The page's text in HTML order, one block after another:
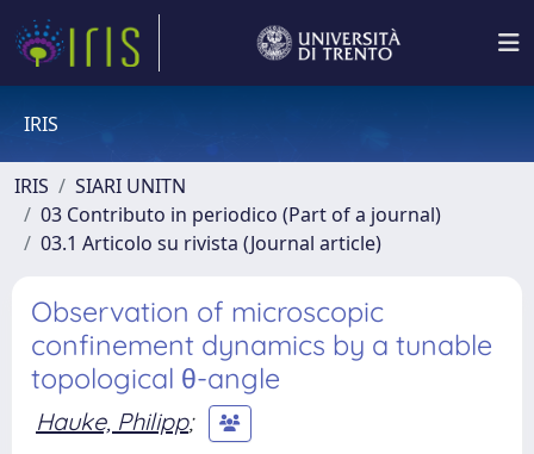
IRIS
IRIS
SIARI UNITN
03 Contributo in periodico (Part of a journal)
03.1 Articolo su rivista (Journal article)
Observation of microscopic
confinement dynamics by a tunable
topological θ-angle
Hauke, Philipp;